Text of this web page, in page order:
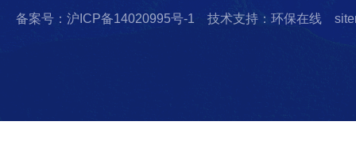
备案号：沪ICP备14020995号-1 技术支持：环保在线